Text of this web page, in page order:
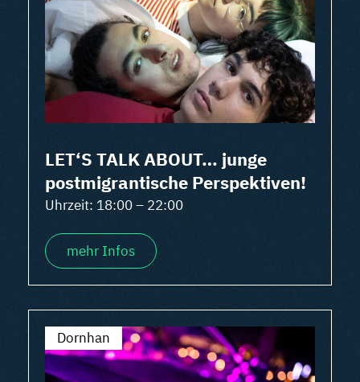
LET‘S TALK ABOUT… junge
postmigrantische Perspektiven!
Uhrzeit: 18:00 – 22:00
mehr Infos
Dornhan